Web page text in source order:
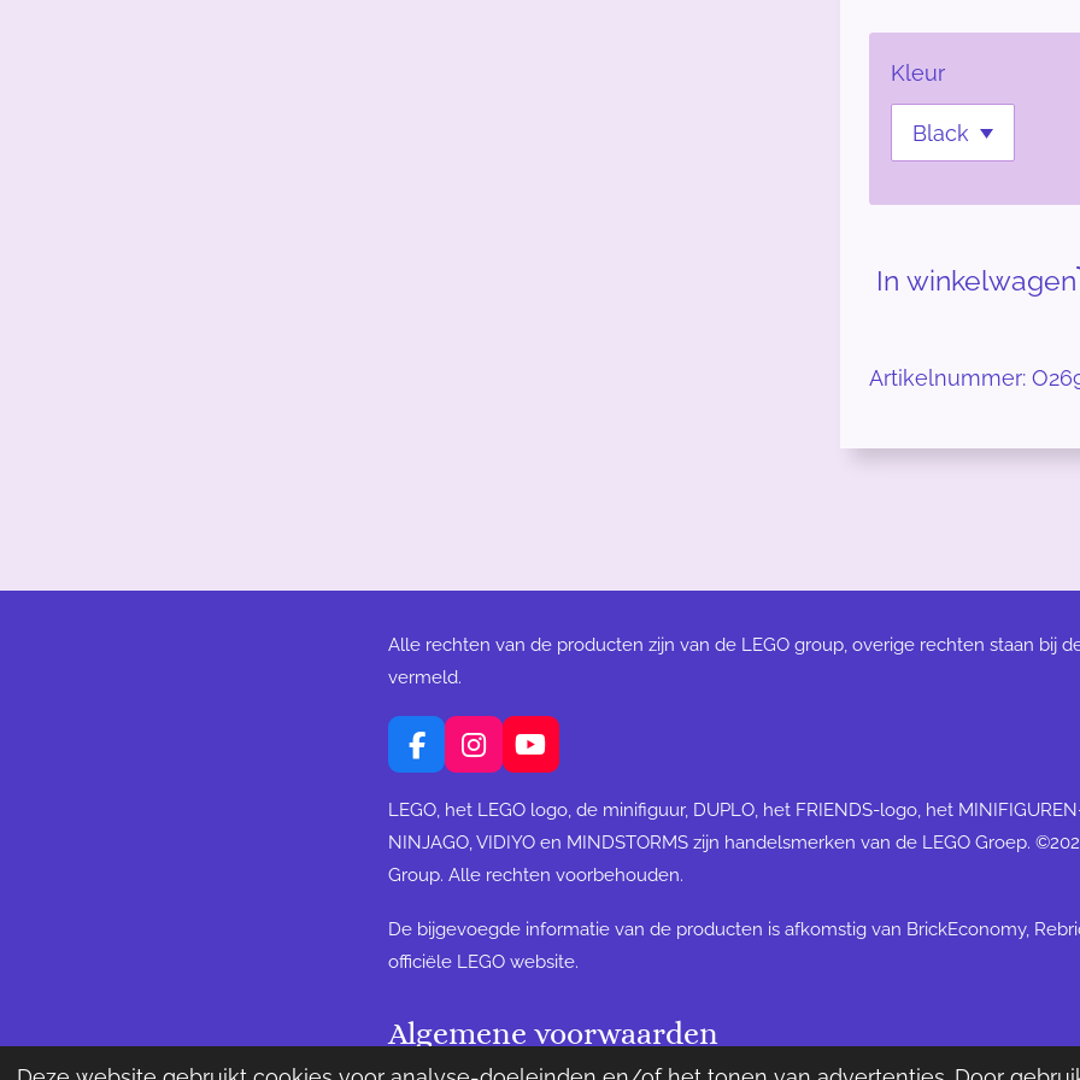
Kleur
In winkelwagen
Artikelnummer:
Alle rechten van de producten zijn van de LEGO group, overige rechten staan bij
vermeld.
F
a
c
e
b
o
k
I
n
s
t
a
g
a
m
Y
o
u
T
u
b
LEGO, het LEGO logo, de minifiguur, DUPLO, het FRIENDS-logo, het
NINJAGO, VIDIYO en MINDSTORMS zijn handelsmerken van de LEGO Groep.
Group. Alle rechten voorbehouden.
De bijgevoegde informatie van de producten is afkomstig van BrickEconomy,
officiële LEGO website.
Algemene voorwaarden
© 2022-2023 BRICKSview